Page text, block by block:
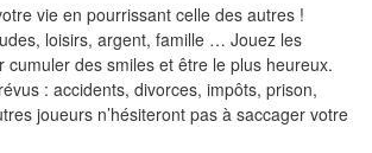
vie en pourrissant celle des autres !
loisirs, argent, famille … Jouez les
cumuler des smiles et être le plus heureux.
: accidents, divorces, impôts, prison,
joueurs n’hésiteront pas à saccager votre